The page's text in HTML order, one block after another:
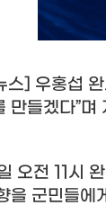
스] 우홍섭
만들겠다”며
오전 11 시
을 군민들에